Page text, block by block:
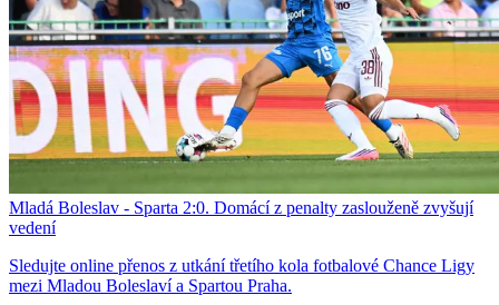
Mladá Boleslav - Sparta 2:0. Domácí z penalty zaslouženě zvyšují
vedení
Sledujte online přenos z utkání třetího kola fotbalové Chance Ligy
mezi Mladou Boleslaví a Spartou Praha.